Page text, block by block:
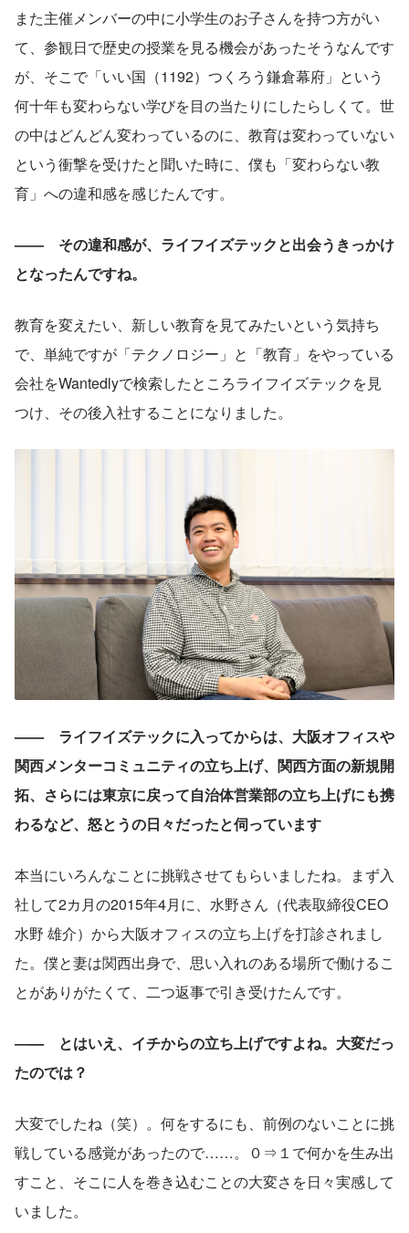
また主催メンバーの中に小学生のお子さんを持つ方がい
て、参観日で歴史の授業を見る機会があったそうなんです
が、そこで「いい国（1192）つくろう鎌倉幕府」という
何十年も変わらない学びを目の当たりにしたらしくて。世
の中はどんどん変わっているのに、教育は変わっていない
という衝撃を受けたと聞いた時に、僕も「変わらない教
育」への違和感を感じたんです。
――　その違和感が、ライフイズテックと出会うきっかけ
となったんですね。
教育を変えたい、新しい教育を見てみたいという気持ち
で、単純ですが「テクノロジー」と「教育」をやっている
会社をWantedlyで検索したところライフイズテックを見
つけ、その後入社することになりました。
——　ライフイズテックに入ってからは、大阪オフィスや
関西メンターコミュニティの立ち上げ、関西方面の新規開
拓、さらには東京に戻って自治体営業部の立ち上げにも携
わるなど、怒とうの日々だったと伺っています
本当にいろんなことに挑戦させてもらいましたね。まず入
社して2カ月の2015年4月に、水野さん（代表取締役CEO
水野 雄介）から大阪オフィスの立ち上げを打診されまし
た。僕と妻は関西出身で、思い入れのある場所で働けるこ
とがありがたくて、二つ返事で引き受けたんです。
―—　とはいえ、イチからの立ち上げですよね。大変だっ
たのでは？
大変でしたね（笑）。何をするにも、前例のないことに挑
戦している感覚があったので……。０⇒１で何かを生み出
すこと、そこに人を巻き込むことの大変さを日々実感して
いました。